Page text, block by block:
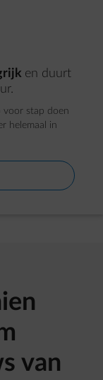
en duurt
voor stap doen
helemaal in
van